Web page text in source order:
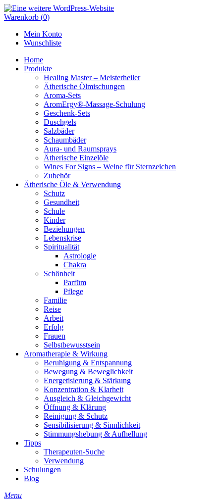
Skip
to
Warenkorb (0)
Mein Konto
Wunschliste
Home
Produkte
Healing Master – Meisterheiler
Ätherische Ölmischungen
Aroma-Sets
AromErgy®-Massage-Schulung
Geschenk-Sets
Duschgels
Salzbäder
Schaumbäder
Aura- und Raumsprays
Ätherische Einzelöle
Wines For Signs – Weine für Sternzeichen
Zubehör
Ätherische Öle & Verwendung
Schutz
Gesundheit
Schule
Kinder
Beziehungen
Lebenskrise
Spiritualität
Astrologie
Chakra
Schönheit
Parfüm
Pflege
Familie
Reise
Arbeit
Erfolg
Frauen
Selbstbewusstsein
Aromatherapie & Wirkung
Beruhigung & Entspannung
Bewegung & Beweglichkeit
Energetisierung & Stärkung
Konzentration & Klarheit
Ausgleich & Gleichgewicht
Öffnung & Klärung
Reinigung & Schutz
Sensibilisierung & Sinnlichkeit
Stimmungshebung & Aufhellung
Tipps
Therapeuten-Suche
Verwendung
Schulungen
Blog
Menu